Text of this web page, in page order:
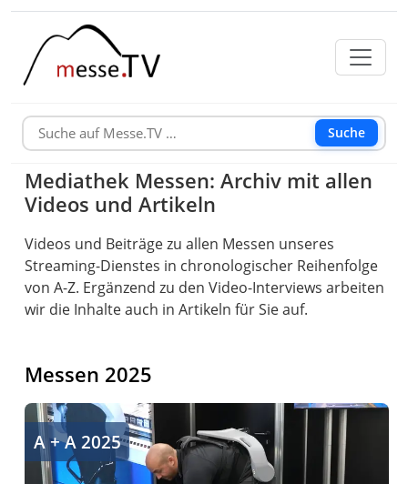
Suche
Mediathek Messen: Archiv mit allen
Videos und Artikeln
Videos und Beiträge zu allen Messen unseres
Streaming-Dienstes in chronologischer Reihenfolge
von A-Z. Ergänzend zu den Video-Interviews arbeiten
wir die Inhalte auch in Artikeln für Sie auf.
Messen 2025
Sicherheit & Gesundheit bei der Arbeit
A + A 2025